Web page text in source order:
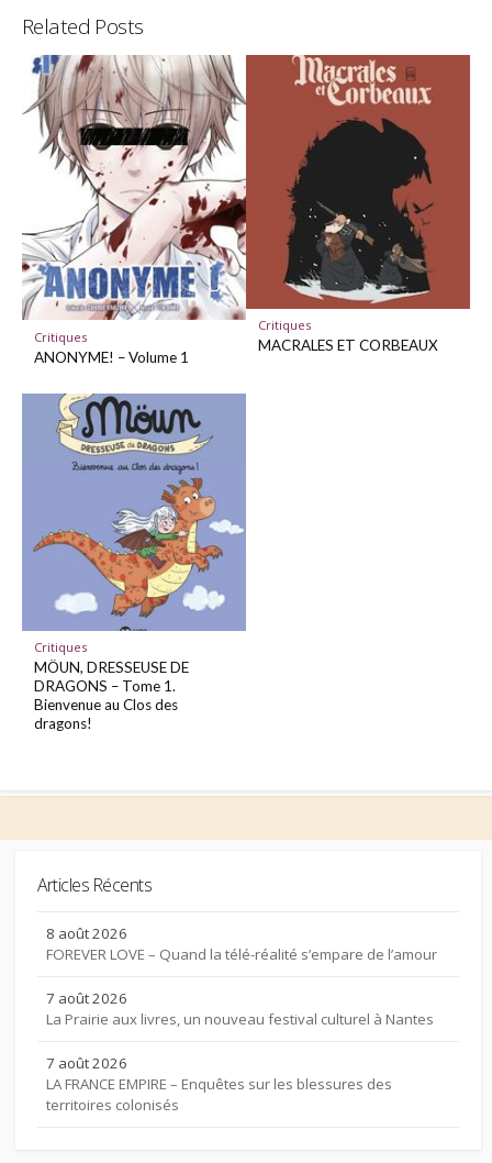
Related Posts
Critiques
ANONYME! – Volume 1
Critiques
MACRALES ET CORBEAUX
Critiques
MÖUN, DRESSEUSE DE
DRAGONS – Tome 1.
Bienvenue au Clos des
dragons!
Articles Récents
8 août 2026
FOREVER LOVE – Quand la télé-réalité s’empare de l’amour
7 août 2026
La Prairie aux livres, un nouveau festival culturel à Nantes
7 août 2026
LA FRANCE EMPIRE – Enquêtes sur les blessures des
territoires colonisés